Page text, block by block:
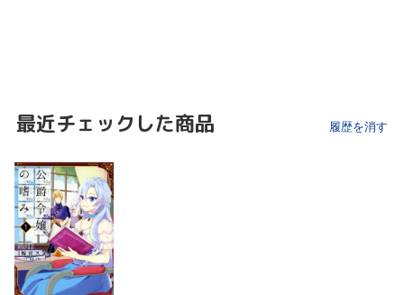
最近チェックした商品 履歴を消す